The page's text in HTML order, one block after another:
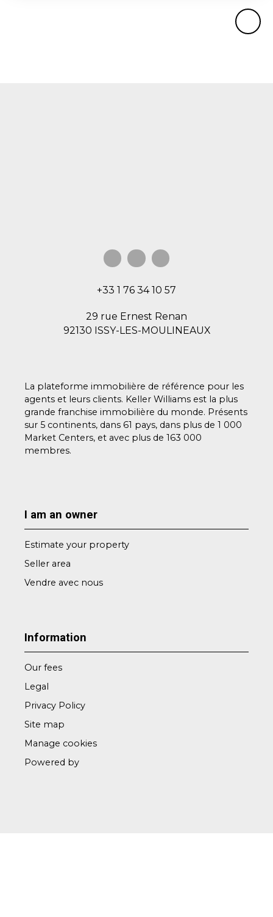
+33 1 76 34 10 57
29 rue Ernest Renan
92130 ISSY-LES-MOULINEAUX
La plateforme immobilière de référence pour les
agents et leurs clients. Keller Williams est la plus
grande franchise immobilière du monde. Présents
sur 5 continents, dans 61 pays, dans plus de 1 000
Market Centers, et avec plus de 163 000
membres.
I am an owner
Estimate your property
Seller area
Vendre avec nous
Information
Our fees
Legal
Privacy Policy
Site map
Manage cookies
Powered by